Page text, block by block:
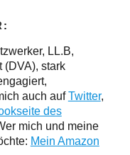
LL.B,
(DVA), stark
auch aufTwitter,
des
mich und meine
Mein Amazon